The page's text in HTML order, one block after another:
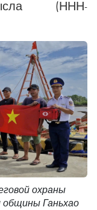
(ННН-
охраны
Ганьхао